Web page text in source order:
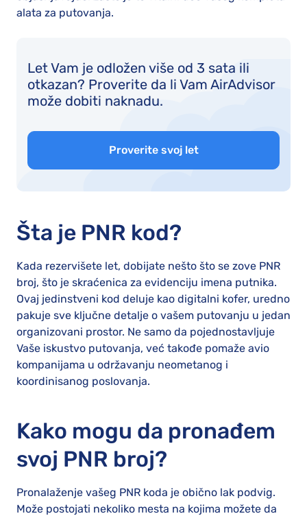
alata za putovanja.
Let Vam je odložen više od 3 sata ili
otkazan? Proverite da li Vam AirAdvisor
može dobiti naknadu.
Proverite svoj let
Šta je PNR kod?
Kada rezervišete let, dobijate nešto što se zove PNR
broj, što je skraćenica za evidenciju imena putnika.
Ovaj jedinstveni kod deluje kao digitalni kofer, uredno
pakuje sve ključne detalje o vašem putovanju u jedan
organizovani prostor. Ne samo da pojednostavljuje
Vaše iskustvo putovanja, već takođe pomaže avio
kompanijama u održavanju neometanog i
koordinisanog poslovanja.
Kako mogu da pronađem
svoj PNR broj?
Pronalaženje vašeg PNR koda je obično lak podvig.
Može postojati nekoliko mesta na kojima možete da